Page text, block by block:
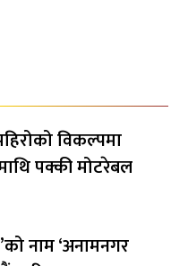
विकल्पमा
पक्की मोटरेबल
नाम ‘अनामनगर